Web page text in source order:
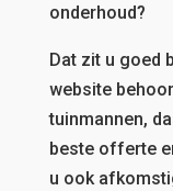
onderhoud?
Dat zit u goed
website
tuinmannen,
beste offerte
u ook